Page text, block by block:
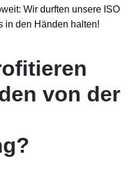
Wir durften unsere ISO
in den Händen halten!
von der